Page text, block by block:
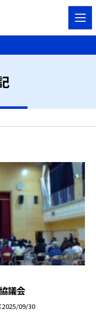
議会
2025/09/30